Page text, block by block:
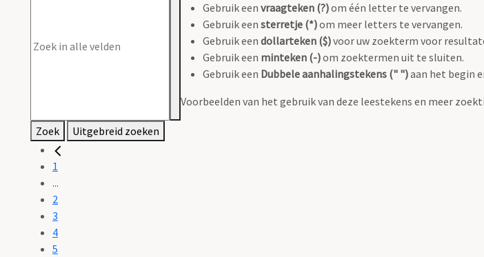
Gebruik een vraagteken (?)om één letter te vervangen.
Gebruik een sterretje (*)om meer letters te vervangen.
Gebruik een dollarteken ($)voor uw zoekterm voor
Gebruik een minteken (-)om zoektermen uit te sluiten.
Gebruik een Dubbele aanhalingstekens (" ")aan het begin
Voorbeelden van het gebruik van deze leestekens en meer
Zoek Uitgebreid zoeken
1
...
2
3
4
5